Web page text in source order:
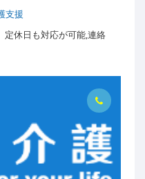
支援
定休日も対応が可能,連絡